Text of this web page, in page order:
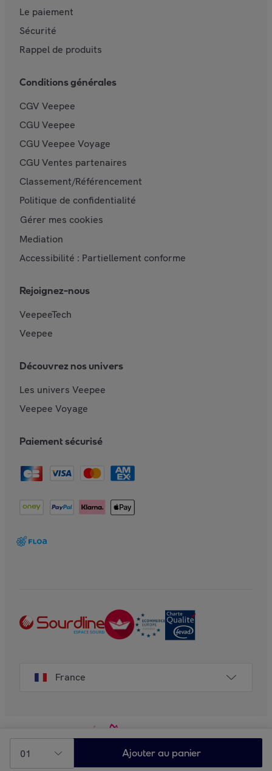
01 Ajouter au panier
Le paiement
Sécurité
Rappel de produits
Conditions générales
CGV Veepee
CGU Veepee
CGU Veepee Voyage
CGU Ventes partenaires
Classement/Référencement
Politique de confidentialité
Gérer mes cookies
Mediation
Accessibilité : Partiellement conforme
Rejoignez-nous
VeepeeTech
Veepee
Découvrez nos univers
Les univers Veepee
Veepee Voyage
Paiement sécurisé
France